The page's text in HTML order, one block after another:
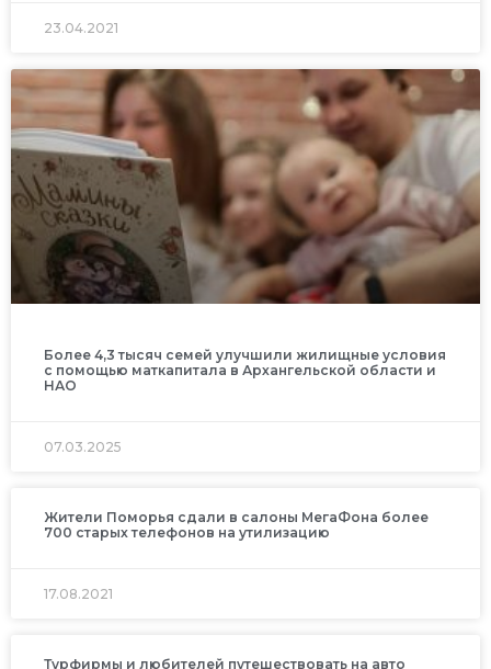
23.04.2021
Более 4,3 тысяч семей улучшили жилищные условия
с помощью маткапитала в Архангельской области и
НАО
07.03.2025
Жители Поморья сдали в салоны МегаФона более
700 старых телефонов на утилизацию
17.08.2021
Турфирмы и любителей путешествовать на авто